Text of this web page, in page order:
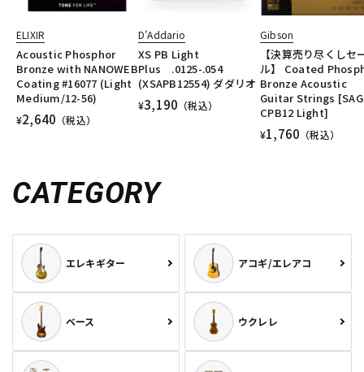
ELIXIR
Acoustic Phosphor
Bronze with NANOWEB
Coating #16077 (Light
Medium/12-56)
¥2,640 （税込）
D’Addario
XS PB Light
Plus .0125-.054
(XSAPB12554) ダダリオ
¥3,190 （税込）
Gibson
【決算売り尽くしセ
ル】 Coated
Bronze Acoustic
Guitar Strings
CPB12 Light]
¥1,760 （税込）
CATEGORY
エレキギター アコギ/エレアコ
ベース ウクレレ